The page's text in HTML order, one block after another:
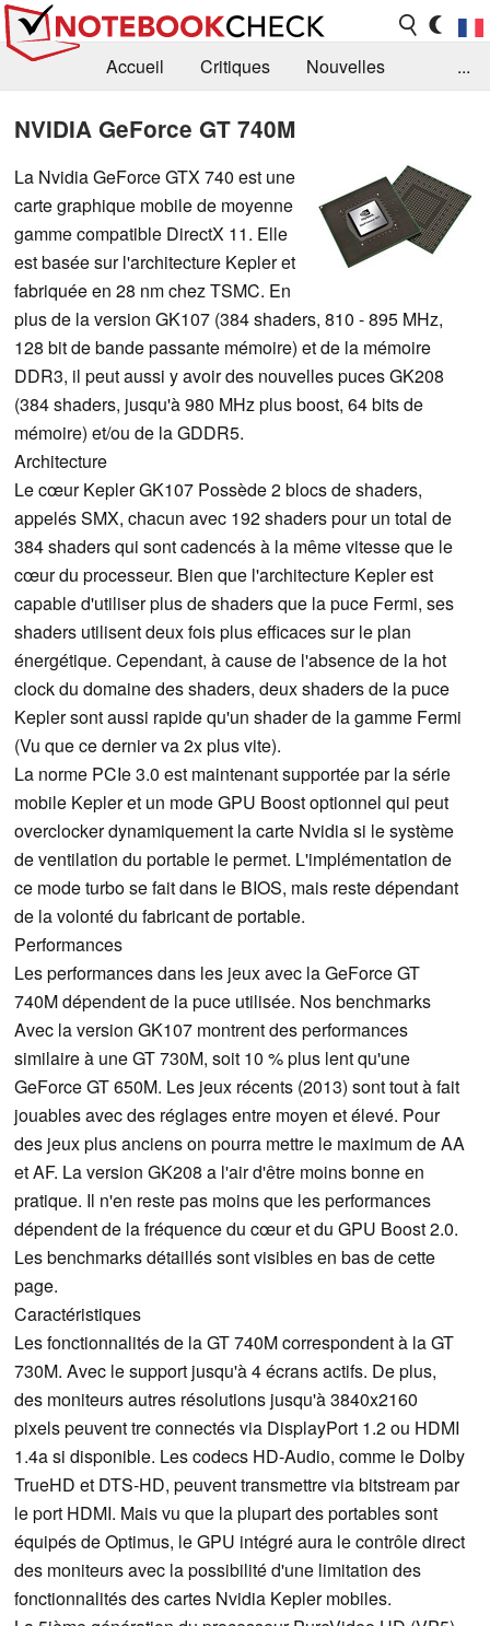
Accueil Critiques
Nouvelles
...
NVIDIA GeForce GT 740M
La Nvidia GeForce GTX 740 est une
carte graphique mobile de moyenne
gamme compatible DirectX 11. Elle
est basée sur l'architecture Kepler et
fabriquée en 28 nm chez TSMC. En
plus de la version GK107 (384 shaders, 810 - 895 MHz,
128 bit de bande passante mémoire) et de la mémoire
DDR3, il peut aussi y avoir des nouvelles puces GK208
(384 shaders, jusqu'à 980 MHz plus boost, 64 bits de
mémoire) et/ou de la GDDR5.
Architecture
Le cœur Kepler GK107 Possède 2 blocs de shaders,
appelés SMX, chacun avec 192 shaders pour un total de
384 shaders qui sont cadencés à la même vitesse que le
cœur du processeur. Bien que l'architecture Kepler est
capable d'utiliser plus de shaders que la puce Fermi, ses
shaders utilisent deux fois plus efficaces sur le plan
énergétique. Cependant, à cause de l'absence de la hot
clock du domaine des shaders, deux shaders de la puce
Kepler sont aussi rapide qu'un shader de la gamme Fermi
(Vu que ce dernier va 2x plus vite).
La norme PCIe 3.0 est maintenant supportée par la série
mobile Kepler et un mode GPU Boost optionnel qui peut
overclocker dynamiquement la carte Nvidia si le système
de ventilation du portable le permet. L'implémentation de
ce mode turbo se fait dans le BIOS, mais reste dépendant
de la volonté du fabricant de portable.
Performances
Les performances dans les jeux avec la GeForce GT
740M dépendent de la puce utilisée. Nos benchmarks
Avec la version GK107 montrent des performances
similaire à une GT 730M, soit 10 % plus lent qu'une
GeForce GT 650M. Les jeux récents (2013) sont tout à fait
jouables avec des réglages entre moyen et élevé. Pour
des jeux plus anciens on pourra mettre le maximum de AA
et AF. La version GK208 a l'air d'être moins bonne en
pratique. Il n'en reste pas moins que les performances
dépendent de la fréquence du cœur et du GPU Boost 2.0.
Les benchmarks détaillés sont visibles en bas de cette
page.
Caractéristiques
Les fonctionnalités de la GT 740M correspondent à la GT
730M. Avec le support jusqu'à 4 écrans actifs. De plus,
des moniteurs autres résolutions jusqu'à 3840x2160
pixels peuvent tre connectés via DisplayPort 1.2 ou HDMI
1.4a si disponible. Les codecs HD-Audio, comme le Dolby
TrueHD et DTS-HD, peuvent transmettre via bitstream par
le port HDMI. Mais vu que la plupart des portables sont
équipés de Optimus, le GPU intégré aura le contrôle direct
des moniteurs avec la possibilité d'une limitation des
fonctionnalités des cartes Nvidia Kepler mobiles.